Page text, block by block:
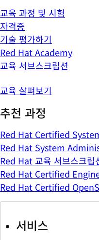
교육 과정 및 시험
자격증
기술 평가하기
Red Hat Academy
교육 서브스크립션
교육 살펴보기
추천 과정
Red Hat Certified
Red Hat System
Red Hat 교육 서브스크립
Red Hat Certified
Red Hat Certified
서비스